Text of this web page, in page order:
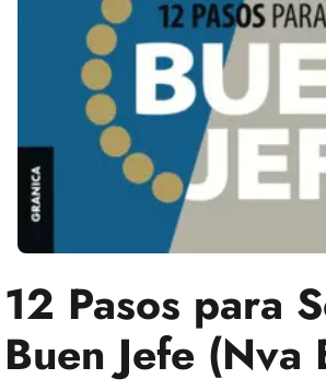
12 Pasos para
Buen Jefe (Nva